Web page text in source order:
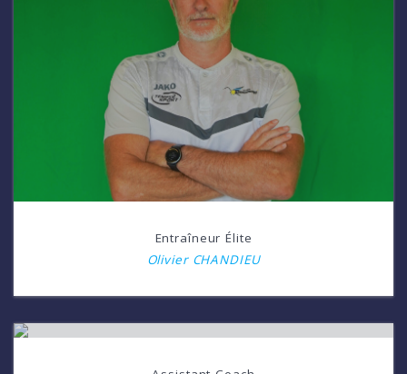
Entraîneur Élite
Olivier CHANDIEU